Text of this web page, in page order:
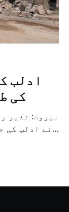
ادلب
کی
بیروت: نذیر
نے ادلب کی